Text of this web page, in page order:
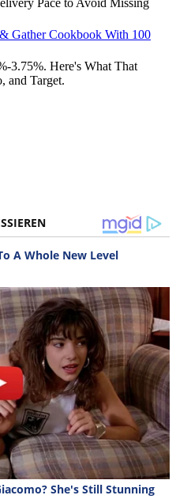
Gather Cookbook With 100
3.75%. Here's What That
and Target.